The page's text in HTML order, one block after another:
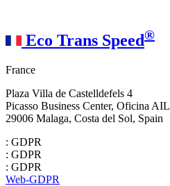
Eco Trans Speed®
France
Plaza Villa de Castelldefels 4
Picasso Business Center, Oficina AIL
29006 Malaga, Costa del Sol, Spain
: GDPR
: GDPR
: GDPR
Web-GDPR